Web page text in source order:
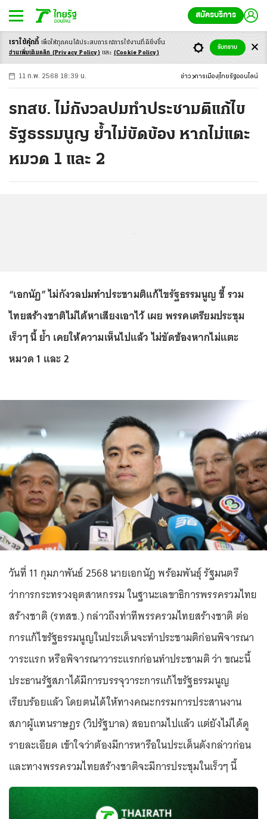
สมัครบริการ
-ก ก ก+
11 ก.พ. 2568 18:39 น. ข่าว การเมือง ไทยรัฐออนไลน์
รทสช. ไม่กังวลปมทำประชามติแก้ไข
รัฐธรรมนูญ ย้ำไม่ขัดข้อง หากไม่แตะ
หมวด 1 และ 2
“เอกนัฏ” ไม่กังวลปมทำประชามติแก้ไขรัฐธรรมนูญ ชี้ รวม
ไทยสร้างชาติไม่ได้หาเสียงเอาไว้ เผย พรรคเตรียมประชุม
เร็วๆ นี้ ย้ำ เคยให้ความเห็นไปแล้ว ไม่ขัดข้องหากไม่แตะ
หมวด 1 และ 2
วันที่ 11 กุมภาพันธ์ 2568 นายเอกนัฏ พร้อมพันธุ์ รัฐมนตรี
ว่าการกระทรวงอุตสาหกรรม ในฐานะเลขาธิการพรรครวมไทย
สร้างชาติ (รทสช.) กล่าวถึงท่าทีพรรครวมไทยสร้างชาติ ต่อ
การแก้ไขรัฐธรรมนูญในประเด็นจะทำประชามติก่อนพิจารณา
วาระแรก หรือพิจารณาวาระแรกก่อนทำประชามติ ว่า ขณะนี้
ประธานรัฐสภาได้มีการบรรจุวาระการแก้ไขรัฐธรรมนูญ
เรียบร้อยแล้ว โดยตนได้ให้ทางคณะกรรมการประสานงาน
สภาผู้แทนราษฎร (วิปรัฐบาล) สอบถามไปแล้ว แต่ยังไม่ได้ดู
รายละเอียด เข้าใจว่าต้องมีการหารือในประเด็นดังกล่าวก่อน
และทางพรรครวมไทยสร้างชาติจะมีการประชุมในเร็วๆ นี้
เราใช้คุ้กกี้ เพื่อให้ทุกคนได้ประสบการณ์การใช้งานที่ดียิ่งขึ้น
อ่านเพิ่มเติมคลิก (Privacy Policy) และ (Cookie Policy)
รับทราบ